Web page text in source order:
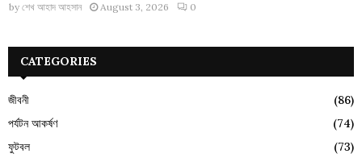
by শেখ আহাদ আহসান August 3, 2026 0
CATEGORIES
জীবনী
(86)
পর্যটন আকর্ষণ
(74)
ফুটবল
(73)